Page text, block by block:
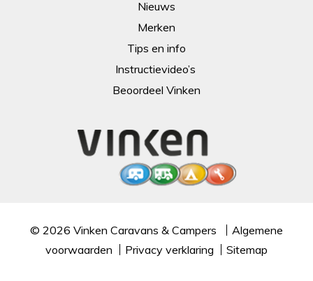
Nieuws
Merken
Tips en info
Instructievideo’s
Beoordeel Vinken
© 2026 Vinken Caravans & Campers
Algemene
voorwaarden
Privacy verklaring Sitemap